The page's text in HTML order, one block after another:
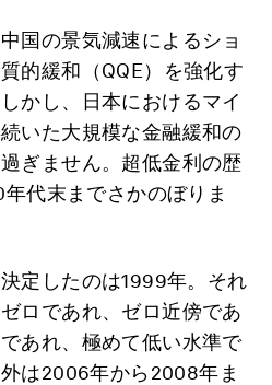
国の景気減速によるショ
的緩和（QQE）を強化す
かし、日本におけるマイ
いた大規模な金融緩和の
ぎません。超低金利の歴
代末までさかのぼりま
定したのは1999年。それ
ロであれ、ゼロ近傍であ
あれ、極めて低い水準で
は2006年から2008年ま